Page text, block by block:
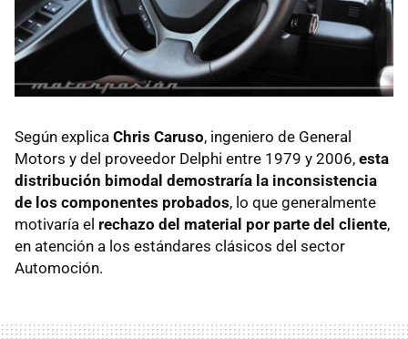
Según explica Chris Caruso, ingeniero de General
Motors y del proveedor Delphi entre 1979 y 2006, esta
distribución bimodal demostraría la inconsistencia
de los componentes probados, lo que generalmente
motivaría el rechazo del material por parte del cliente,
en atención a los estándares clásicos del sector
Automoción.